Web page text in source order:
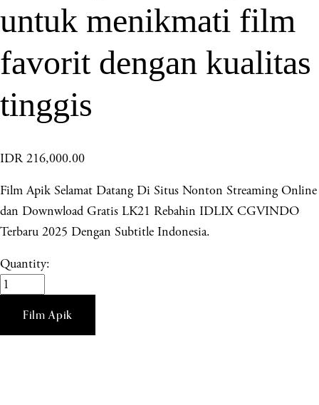
untuk menikmati film
favorit dengan kualitas
tinggis
IDR 216,000.00
Film Apik Selamat Datang Di Situs Nonton Streaming Online
dan Downwload Gratis LK21 Rebahin IDLIX CGVINDO
Terbaru 2025 Dengan Subtitle Indonesia.
Quantity:
Film Apik